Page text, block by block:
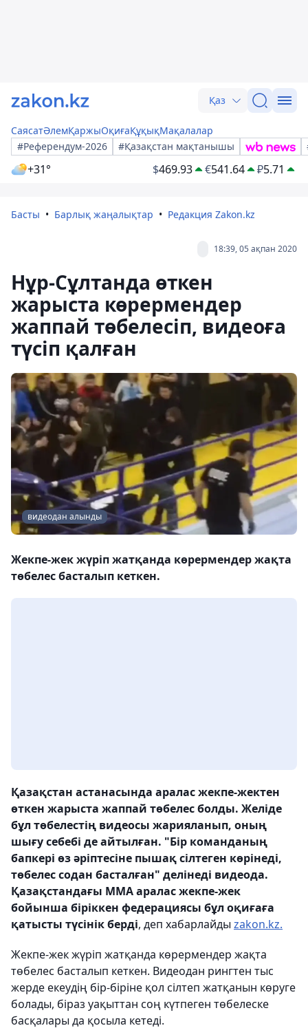
Қаз
СаясатӘлемҚаржыОқиғаҚұқықМақалалар
#Референдум-2026
#Қазақстан мақтанышы
+31° $469.93 €541.64 ₽5.71
Басты Барлық жаңалықтар Редакция Zakon.kz
18:39, 05 ақпан 2020
Нұр-Сұлтанда өткен
жарыста көрермендер
жаппай төбелесіп, видеоға
түсіп қалған
видеодан алынды
Жекпе-жек жүріп жатқанда көрермендер жақта
төбелес басталып кеткен.
Қазақстан астанасында аралас жекпе-жектен
өткен жарыста жаппай төбелес болды. Желіде
бұл төбелестің видеосы жарияланып, оның
шығу себебі де айтылған. "Бір команданың
бапкері өз әріптесіне пышақ сілтеген көрінеді,
төбелес содан басталған" делінеді видеода.
Қазақстандағы ММА аралас жекпе-жек
бойынша біріккен федерациясы бұл оқиғаға
қатысты түсінік берді, деп хабарлайды zakon.kz.
Жекпе-жек жүріп жатқанда көрермендер жақта
төбелес басталып кеткен. Видеодан рингтен тыс
жерде екеудің бір-біріне қол сілтеп жатқанын көруге
болады, біраз уақыттан соң күтпеген төбелеске
басқалары да қосыла кетеді.